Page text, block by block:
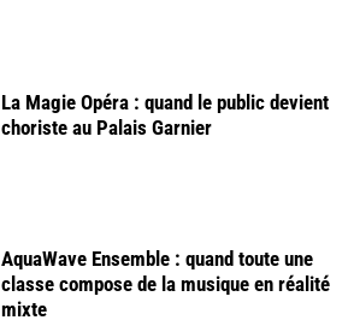
La Magie Opéra : quand le public devient
choriste au Palais Garnier
AquaWave Ensemble : quand toute une
classe compose de la musique en réalité
mixte